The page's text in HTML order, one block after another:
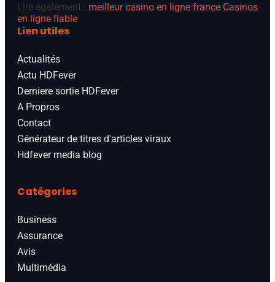
Lire également : meilleur casino en ligne france Casinos
en ligne fiable
Lien utiles
Actualités
Actu HDFever
Derniere sortie HDFever
A Propros
Contact
Générateur de titres d'articles viraux
Hdfever media blog
Catégories
Business
Assurance
Avis
Multimédia